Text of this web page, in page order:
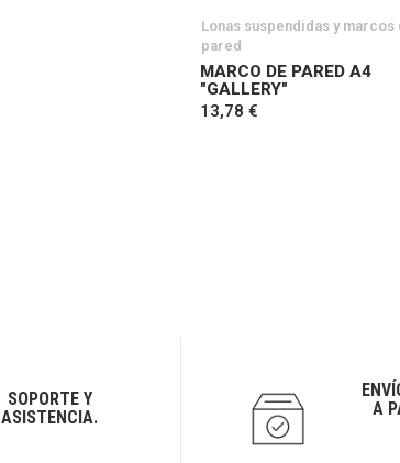
Lonas suspendidas y marcos
pared
MARCO DE PARED A4
"GALLERY"
13,78 €
SOPORTE Y
ASISTENCIA.
A